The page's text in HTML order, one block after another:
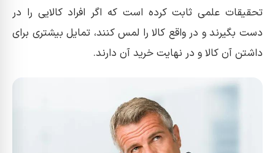
تحقیقات علمی ثابت کرده است که اگر افراد کالایی را در
دست بگیرند و در واقع کالا را لمس کنند، تمایل بیشتری برای
داشتن آن کالا و در نهایت خرید آن دارند.